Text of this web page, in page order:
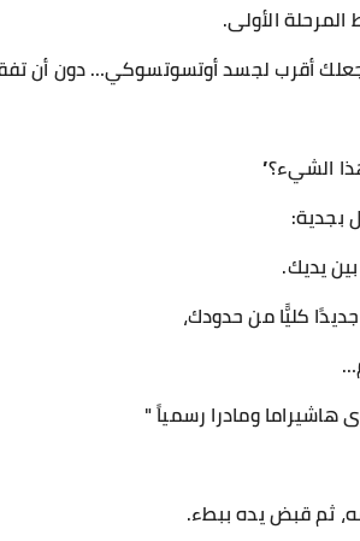
الأولى.
أقرب لجسد أوتسوتسوكي… دون أن
الشيء؟”
بجدية:
يديك.
كليًّا من حدودك،
ومادرا رسمياً "
ثم قبض يده ببطء.